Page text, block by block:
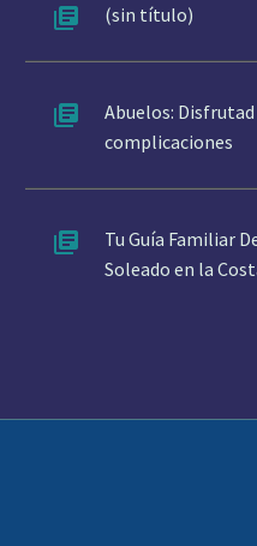
(sin título)
Abuelos:
complicaciones
Tu Guía Familiar
Soleado en la